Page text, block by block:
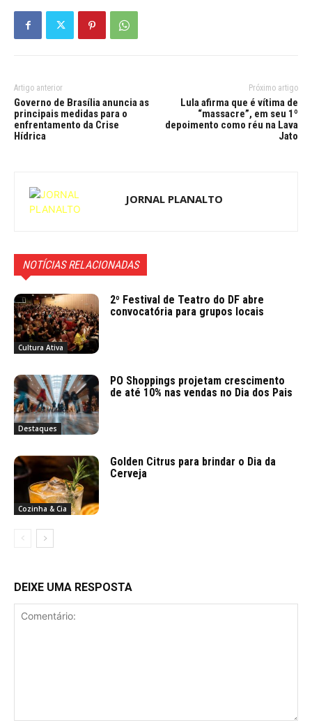
Artigo anterior
Governo de Brasília anuncia as
principais medidas para o
enfrentamento da Crise
Hídrica
Próximo artigo
Lula afirma que é vítima de
“massacre”, em seu 1º
depoimento como réu na Lava
Jato
JORNAL PLANALTO
NOTÍCIAS RELACIONADAS
Cultura Ativa
2º Festival de Teatro do DF abre
convocatória para grupos locais
Destaques
PO Shoppings projetam crescimento
de até 10% nas vendas no Dia dos Pais
Cozinha & Cia
Golden Citrus para brindar o Dia da
Cerveja
DEIXE UMA RESPOSTA